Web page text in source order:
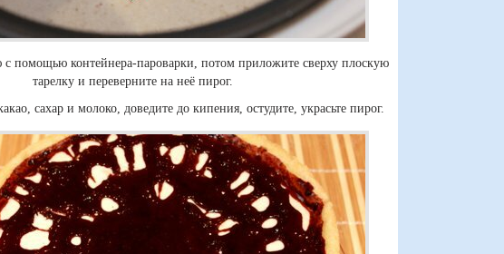
с помощью контейнера-пароварки, потом приложите сверху плоскую
тарелку и переверните на неё пирог.
сахар и молоко, доведите до кипения, остудите, украсьте пирог.